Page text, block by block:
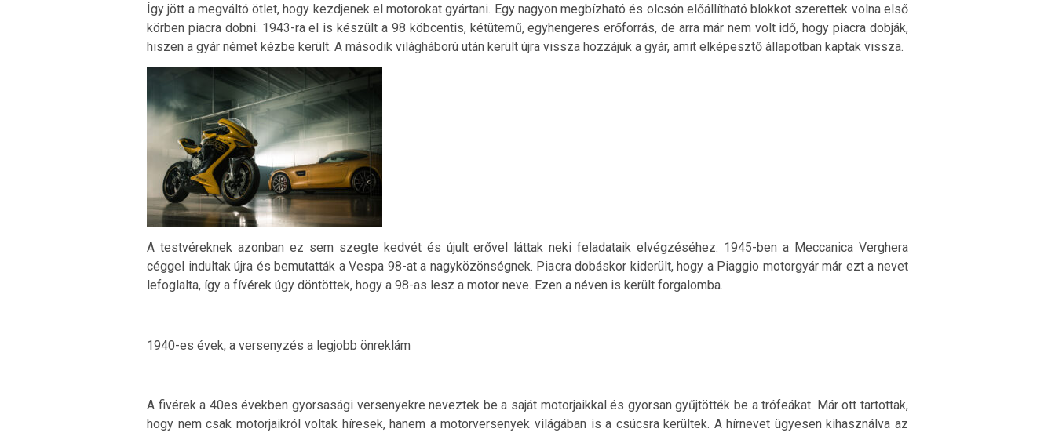
Így jött a megváltó ötlet, hogy kezdjenek el motorokat gyártani. Egy nagyon megbízható és olcsón előállítható blokkot szerettek volna első
körben piacra dobni. 1943-ra el is készült a 98 köbcentis, kétütemű, egyhengeres erőforrás, de arra már nem volt idő, hogy piacra dobják,
hiszen a gyár német kézbe került. A második világháború után került újra vissza hozzájuk a gyár, amit elképesztő állapotban kaptak vissza.
A testvéreknek azonban ez sem szegte kedvét és újult erővel láttak neki feladataik elvégzéséhez. 1945-ben a Meccanica Verghera
céggel indultak újra és bemutatták a Vespa 98-at a nagyközönségnek. Piacra dobáskor kiderült, hogy a Piaggio motorgyár már ezt a nevet
lefoglalta, így a fívérek úgy döntöttek, hogy a 98-as lesz a motor neve. Ezen a néven is került forgalomba.
1940-es évek, a versenyzés a legjobb önreklám
A fivérek a 40es években gyorsasági versenyekre neveztek be a saját motorjaikkal és gyorsan gyűjtötték be a trófeákat. Már ott tartottak,
hogy nem csak motorjaikról voltak híresek, hanem a motorversenyek világában is a csúcsra kerültek. A hírnevet ügyesen kihasználva az